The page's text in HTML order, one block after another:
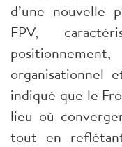
d’une nouvelle
FPV,
organisationnel
indiqué que le
lieu où
tout en